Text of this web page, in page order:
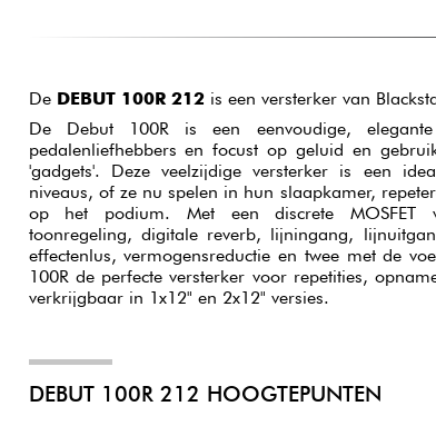
De DEBUT 100R 212is een versterker van
De Debut 100R is een eenvoudige,
pedalenliefhebbers en focust op geluid en
'gadgets'. Deze veelzijdige versterker is een
niveaus, of ze nu spelen in hun slaapkamer,
op het podium. Met een discrete MOSFET
toonregeling, digitale reverb, lijningang,
effectenlus, vermogensreductie en twee met de
100R de perfecte versterker voor repetities,
verkrijgbaar in 1x12" en 2x12" versies.
DEBUT 100R 212 HOOGTEPUNTEN